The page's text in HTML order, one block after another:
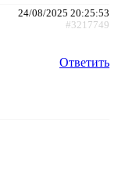
24/08/2025 20:25:53
#3217749
Ответить